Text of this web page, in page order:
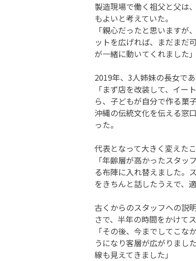
製造現場で働く祖父と父は
もよいと考えていた。
「親心だったと思います
ットを広げれば、まだまだ
が一緒に動いてくれました」
2019年、3人姉妹の長女で
「まず店を改装して、イ
ら、子どもが自分で作る菓
沖縄の伝統文化を伝える窓
った。
代表となって大きく変えた
「年齢層が高かったスタ
る布陣に入れ替えました。
をきちんと話したうえで、
古くからのスタッフへの説
さで、半年の時間をかけて
「その後、今までしてこ
うになり客層が広がりまし
線も見えてきました」